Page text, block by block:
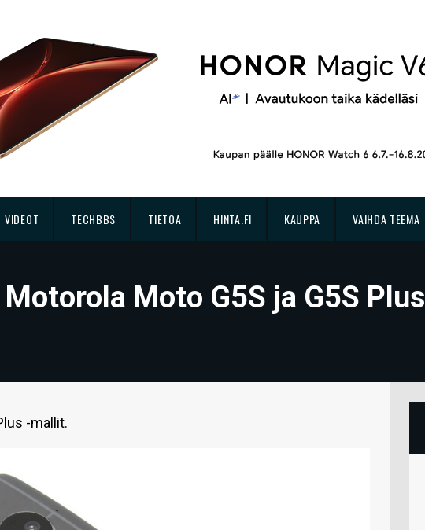
VIDEOT TECHBBS TIETOA HINTA.FI KAUPPA VAIHDA TEEMA
Moto G5S ja G5S Plus
-mallit.